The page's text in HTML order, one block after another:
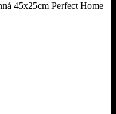
45x25cm Perfect Home